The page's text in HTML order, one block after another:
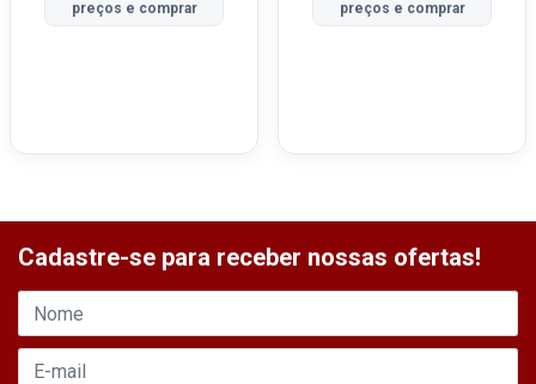
preços e comprar
preços e comprar
Cadastre-se para receber nossas ofertas!